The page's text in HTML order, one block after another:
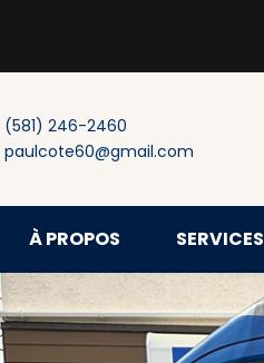
(581) 246-2460
paulcote60@gmail.com
À PROPOS SERVICES